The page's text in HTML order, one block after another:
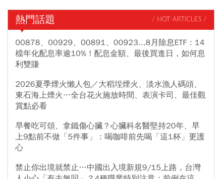
熱門話題 / HOT ARTICLES /
00878、00929、00891、00923...8月除息ETF：14
檔年化配息率逾10%！配息金額、最後買進日，如何息
利雙賺
2026夏季煙火懶人包／大稻埕煙火、淡水漁人碼頭、
東石海上煙火…全台花火施放時間、表演卡司、最佳觀
賞點必看
早餐吃可頌、拿鐵傷心臟？心臟科名醫堅持20年、早
上9點前不做「5件事」：喝咖啡前先喝「這1杯」更護
心
禁止你出境就禁止…中國出入境新規9/15上路，台灣